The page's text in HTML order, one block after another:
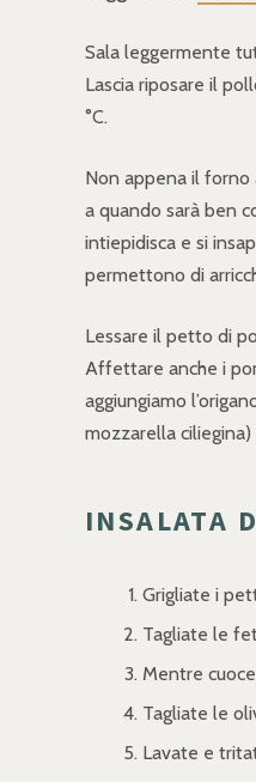
Sala leggermente
Lascia riposare il
°C.
Non appena il
a quando sarà ben
intiepidisca e si
permettono di
Lessare il petto di
Affettare anche i
aggiungiamo
mozzarella
INSALATA
Grigliate i
Tagliate le
Mentre
Tagliate le
Lavate e